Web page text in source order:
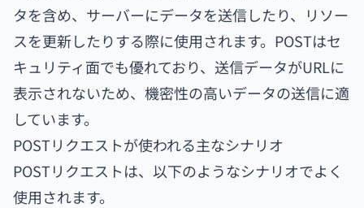
タを含め、サーバーにデータを送信したり、リソー
スを更新したりする際に使用されます。POSTはセ
キュリティ面でも優れており、送信データがURLに
表示されないため、機密性の高いデータの送信に適
しています。
POSTリクエストが使われる主なシナリオ
POSTリクエストは、以下のようなシナリオでよく
使用されます。